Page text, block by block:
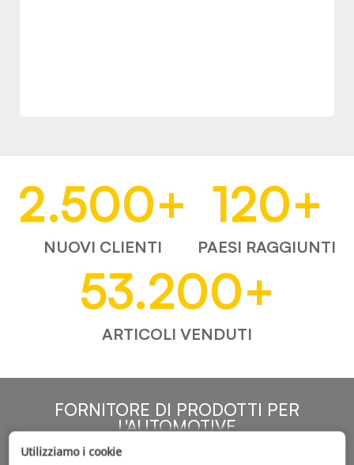
2.500+
NUOVI CLIENTI
120+
PAESI RAGGIUNTI
53.200+
ARTICOLI VENDUTI
FORNITORE DI PRODOTTI PER
L'AUTOMOTIVE
Utilizziamo i cookie